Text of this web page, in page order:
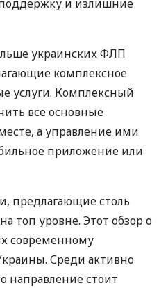
и излишние
украинских ФЛП
комплексное
услуги. Комплексный
все основные
а управление ими
приложение или
предлагающие столь
топ уровне. Этот обзор о
современному
Среди активно
направление стоит